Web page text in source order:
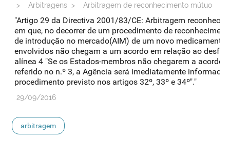
>
Arbitragens > Arbitragem de reconhecimento mútuo
"Artigo 29 da Directiva 2001/83/CE: Arbitragem
em que, no decorrer de um procedimento de
de introdução no mercado(AIM) de um novo
envolvidos não chegam a um acordo em relação ao
alínea 4 "Se os Estados-membros não chegarem a acordo
referido no n.º 3, a Agência será imediatamente
procedimento previsto nos artigos 32º, 33º e 34º"."
29/09/2016
arbitragem